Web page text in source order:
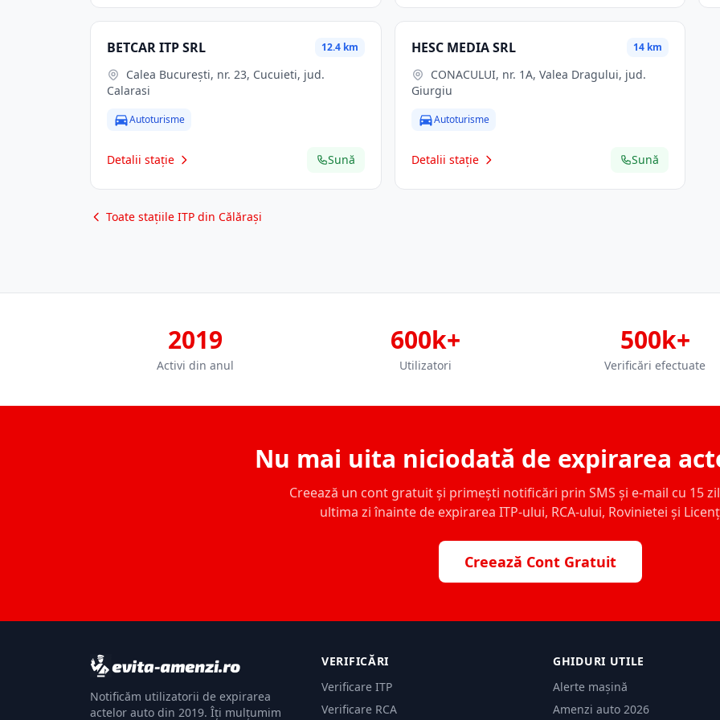
BETCAR ITP SRL 12.4 km
Calarasi
Autoturisme
Detalii stație Sună
HESC MEDIA SRL 14 km
Giurgiu
Autoturisme
Detalii stație Sună
Toate stațiile ITP din Călărași
2019
Activi din anul
600k+
Utilizatori
500k+
Verificări efectuate
Nu mai uita niciodată de expirarea
Creează un cont gratuit și primești notificări prin SMS și e-mail cu 15
ultima zi înainte de expirarea ITP-ului, RCA-ului, Rovinietei și
Creează Cont Gratuit
Notificăm utilizatorii de expirarea
actelor auto din 2019. Îți mulțumim
VERIFICĂRI
Verificare ITP
Verificare RCA
GHIDURI UTILE
Alerte mașină
Amenzi auto 2026